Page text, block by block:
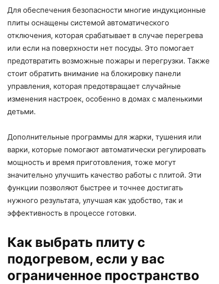
Для обеспечения безопасности многие индукционные
плиты оснащены системой автоматического
отключения, которая срабатывает в случае перегрева
или если на поверхности нет посуды. Это помогает
предотвратить возможные пожары и перегрузки. Также
стоит обратить внимание на блокировку панели
управления, которая предотвращает случайные
изменения настроек, особенно в домах с маленькими
детьми.
Дополнительные программы для жарки, тушения или
варки, которые помогают автоматически регулировать
мощность и время приготовления, тоже могут
значительно улучшить качество работы с плитой. Эти
функции позволяют быстрее и точнее достигать
нужного результата, улучшая как удобство, так и
эффективность в процессе готовки.
Как выбрать плиту с
подогревом, если у вас
ограниченное пространство